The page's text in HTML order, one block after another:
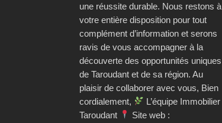
une réussite durable. Nous restons à
votre entière disposition pour tout
complément d’information et serons
ravis de vous accompagner à la
découverte des opportunités uniques
de Taroudant et de sa région. Au
plaisir de collaborer avec vous, Bien
cordialement,
L’équipe Immobilier
Taroudant
Site web :